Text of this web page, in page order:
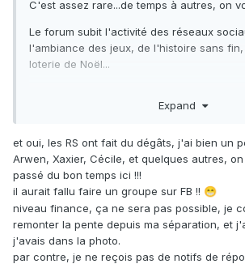
C'est assez rare...de temps à autres, on
Le forum subit l'activité des réseaux
l'ambiance des jeux, de l'histoire sans
loterie de Noël...
Les 2 liens que je t'ai donné sur FB, c'est
gamme, comme un certain vyper
mon arc a 350, c'est du facteur d'arc
lequel je te fais un bon prix, logiquement
dans les 500-600 selon l'âge).
Expand
et oui, les RS ont fait du dégâts, j'ai bien un
Arwen, Xaxier, Cécile, et quelques autres,
passé du bon temps ici !!!
il aurait fallu faire un groupe sur FB !! 😁
niveau finance, ça ne sera pas possible, je
remonter la pente depuis ma séparation, et
j'avais dans la photo.
par contre, je ne reçois pas de notifs de